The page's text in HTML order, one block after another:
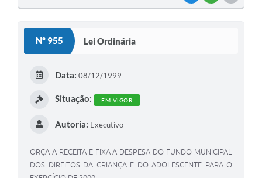
Nº 955 Lei Ordinária
Data: 08/12/1999
Situação: EM VIGOR
Autoria: Executivo
ORÇA A RECEITA E FIXA A DESPESA DO FUNDO MUNICIPAL
DOS DIREITOS DA CRIANÇA E DO ADOLESCENTE PARA O